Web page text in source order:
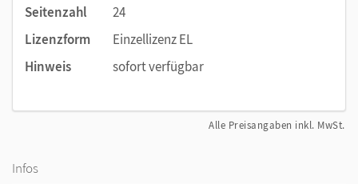
Seitenzahl
24
Lizenzform
Einzellizenz EL
Hinweis
sofort verfügbar
Alle Preisangaben inkl. MwSt.
Infos